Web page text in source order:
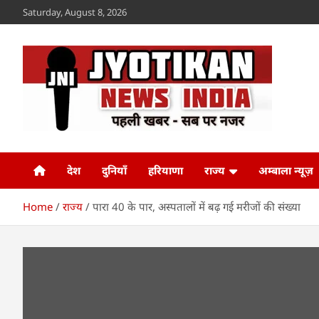
to
Saturday, August 8, 2026
Jyotikan
देश दुनियाँ हरियाणा राज्य अम्बाला न्यूज़
Home राज्य पारा 40 के पार, अस्पतालों में बढ़ गई मरीजों की संख्या